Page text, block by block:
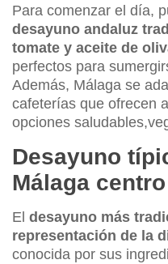
Para comenzar el día,
desayuno andaluz
tomate y aceite de
perfectos para
Además, Málaga se
cafeterías que ofrecen
opciones
Desayuno
Málaga centro
El desayuno más
representación de la
conocida por sus